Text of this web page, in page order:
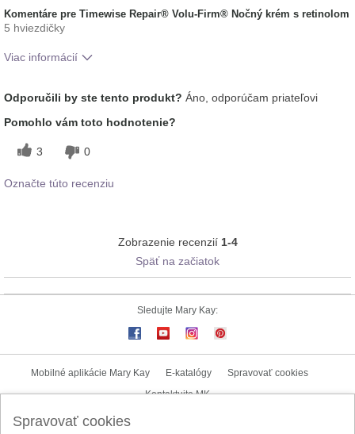
Komentáre pre Timewise Repair® Volu-Firm® Nočný krém s retinolom
5 hviezdičky
Viac informácií
používaním tohto
prípravku?
vstrebáva, Príjemný pocit na
pokožke
Odporučili by ste tento produkt? Áno, odporúčam priateľovi
Pomohlo vám toto hodnotenie?
3 0
Označte túto recenziu
Zobrazenie recenzií 1-4
Späť na začiatok
Sledujte Mary Kay:
Mobilné aplikácie Mary Kay E-katalógy
Spravovať cookies
Kontaktujte MK
Spravovať cookies